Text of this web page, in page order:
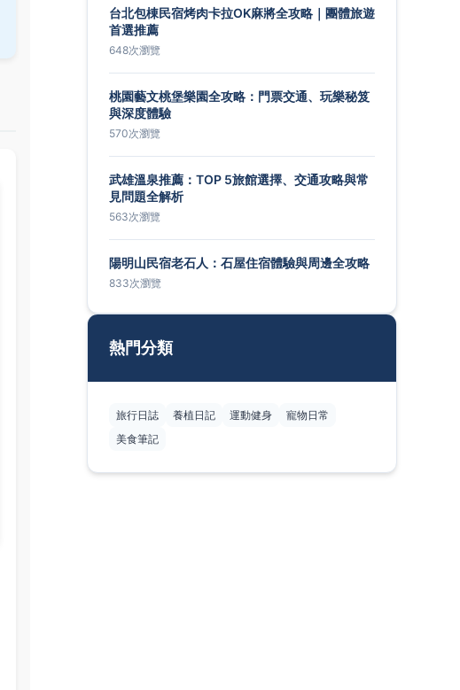
台北包棟民宿烤肉卡拉OK麻將全攻略｜團體旅遊
首選推薦
648次瀏覽
桃園藝文桃堡樂園全攻略：門票交通、玩樂秘笈
與深度體驗
570次瀏覽
武雄溫泉推薦：TOP 5旅館選擇、交通攻略與常
見問題全解析
563次瀏覽
陽明山民宿老石人：石屋住宿體驗與周邊全攻略
833次瀏覽
熱門分類
旅行日誌 養植日記 運動健身
寵物日常
美食筆記